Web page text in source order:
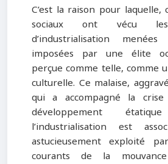
C’est la raison pour laquelle,
sociaux ont vécu les
d’industrialisation
imposées par une élite
perçue comme telle, comme
culturelle. Ce malaise,
qui a accompagné la
développement
l’industrialisation est
astucieusement exploité
courants de la